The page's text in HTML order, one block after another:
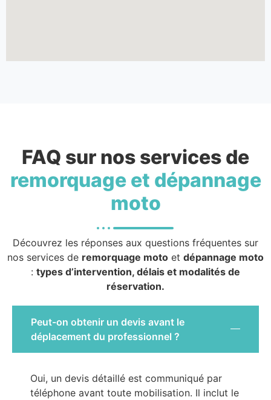
FAQ sur nos services de
remorquage et dépannage
moto
Découvrez les réponses aux questions fréquentes sur
nos services de remorquage moto et dépannage moto
: types d’intervention, délais et modalités de
réservation.
Peut-on obtenir un devis avant le
déplacement du professionnel ?
Oui, un devis détaillé est communiqué par
téléphone avant toute mobilisation. Il inclut le